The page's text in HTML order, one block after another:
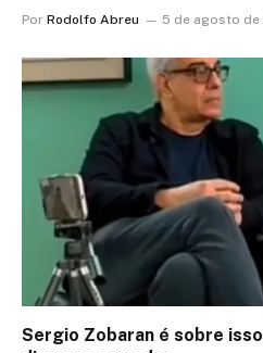
Por Rodolfo Abreu 5 de agosto de
Sergio Zobaran é sobre